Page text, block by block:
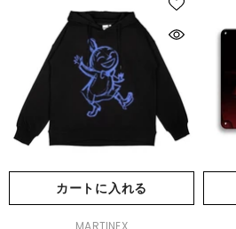
カートに入れる
MARTINEX